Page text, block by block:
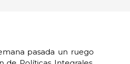
pasada un ruego